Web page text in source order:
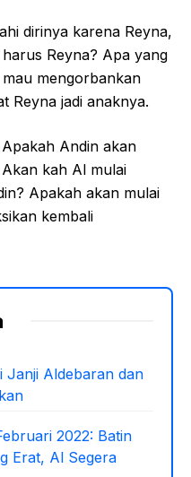
dirinya karena Reyna,
Reyna? Apa yang
mengorbankan
Reyna jadi anaknya.
Andin akan
kah Al mulai
Apakah akan mulai
kembali
Janji Aldebaran dan
2022: Batin
Erat, Al Segera